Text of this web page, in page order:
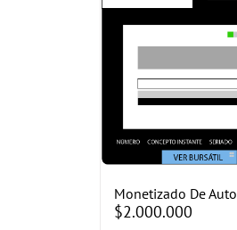
Monetizado De Auto
$2.000.000